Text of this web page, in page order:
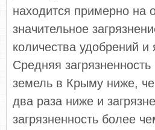
находится примерно на
значительное
количества удобрений
Средняя
земель в Крыму ниже,
два раза ниже и
загрязненность более